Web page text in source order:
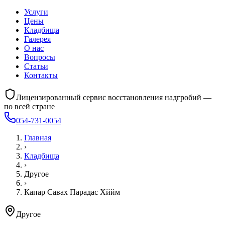
Услуги
Цены
Кладбища
Галерея
О нас
Вопросы
Статьи
Контакты
Лицензированный сервис восстановления надгробий —
по всей стране
054-731-0054
Главная
›
Кладбища
›
Другое
›
Капар Савах Парадас Хййм
Другое